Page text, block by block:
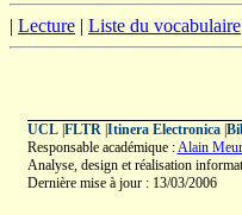
| Lecture | Liste du vocabulaire
UCL| FLTR| Itinera Electronica|
Responsable académique :Alain
Analyse, design et réalisation
Dernière mise à jour : 13/03/2006